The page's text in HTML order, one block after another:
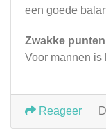
een goede
Zwakke punten
Voor mannen is
Reageer